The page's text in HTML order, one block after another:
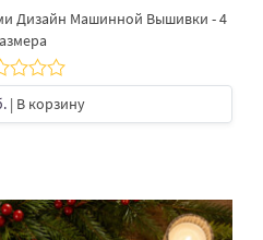
Дизайн Машинной Вышивки - 4
| В корзину